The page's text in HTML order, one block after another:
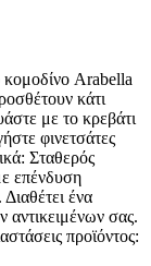
Arabella
κάτι
με το κρεβάτι
φινετσάτες
Σταθερός
επένδυση
ένα
αντικειμένων σας.
προϊόντος: